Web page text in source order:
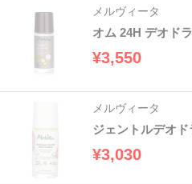
メルヴィータ
オム 24H デオド
¥3,550
メルヴィータ
ジェントルデオ
¥3,030